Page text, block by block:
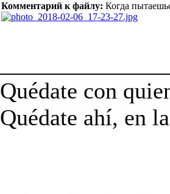
Комментарий к файлу: Когда
Quédate con
Quédate ahí, en